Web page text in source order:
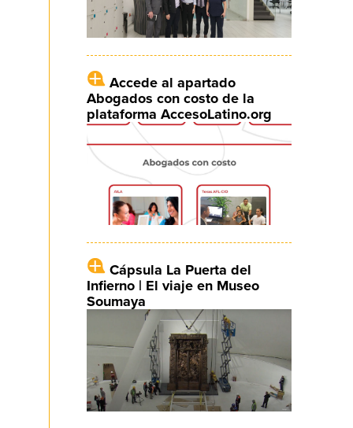
Accede al apartado
Abogados con costo de la
plataforma AccesoLatino.org
Cápsula La Puerta del
Infierno | El viaje en Museo
Soumaya